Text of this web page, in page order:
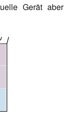
Gerät aber